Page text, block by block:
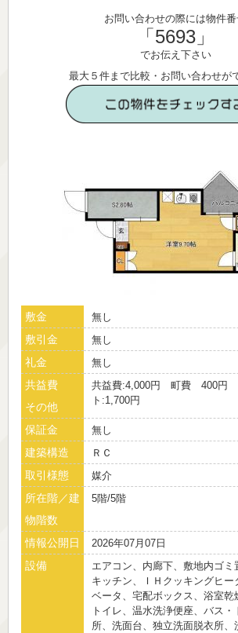
お問い合わせの際には物件
「5693」
でお伝え下さい
最大５件まで比較・お問い合わせが
敷金 無し
敷引金 無し
礼金 無し
共益費
その他
共益費:4,000円 町費 400円
ト:1,700円
保証金 無し
建築構造 ＲＣ
取引様態 媒介
所在階／建
物階数
5階/5階
情報公開日 2026年07月07日
設備
エアコン、内廊下、敷地内ゴミ
キッチン、ＩＨクッキングヒー
ベータ、宅配ボックス、浴室乾
トイレ、温水洗浄便座、バス
所、洗面台、独立洗面脱衣所、